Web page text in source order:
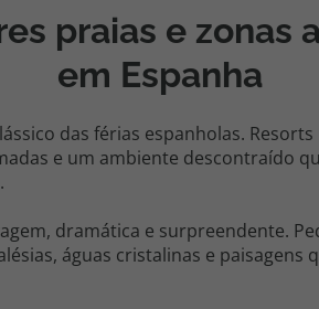
praias e zonas
em Espanha
das férias espanholas.
e um ambiente descontraído
dramática e surpreendente.
águas cristalinas e paisagens